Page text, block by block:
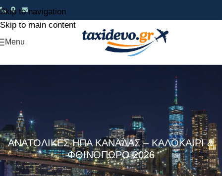
Skip to navigation
Skip to main content
Menu
ΑΝΑΤΟΛΙΚΕΣ ΗΠΑ ΚΑΝΑΔΑΣ – ΚΑΛΟΚΑΙΡΙ &
ΦΘΙΝΟΠΩΡΟ 2026